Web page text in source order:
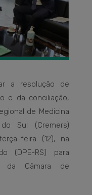
a resolução de
e da conciliação,
de Medicina
Sul (Cremers)
feira (12), na
(DPE-RS) para
da Câmara de